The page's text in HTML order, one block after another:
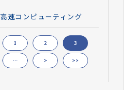
高速コンピューティング
1 2 3
… > >>